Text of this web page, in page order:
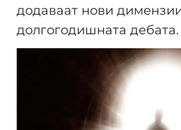
додаваат нови
долгогодишната дебата.